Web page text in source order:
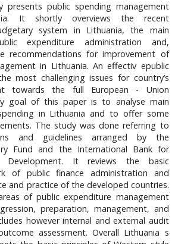
presents public spending management
It shortly overviews the recent
system in Lithuania, the main
expenditure administration and,
recommendations for improvement of
in Lithuania. An effectiv epublic
most challenging issues for country’s
towards the full European - Union
goal of this paper is to analyse main
in Lithuania and to offer some
The study was done referring to
and guidelines arranged by the
Fund and the International Bank for
Development. It reviews the basic
of public finance administration and
and practice of the developed countries.
of public expenditure management
preparation, management, and
however internal and external audit
assessment. Overall Lithuania s